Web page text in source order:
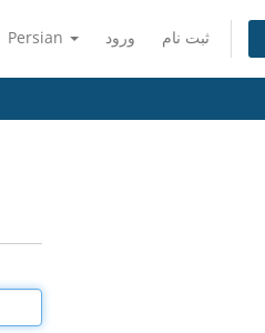
Persian ورود ثبت نام